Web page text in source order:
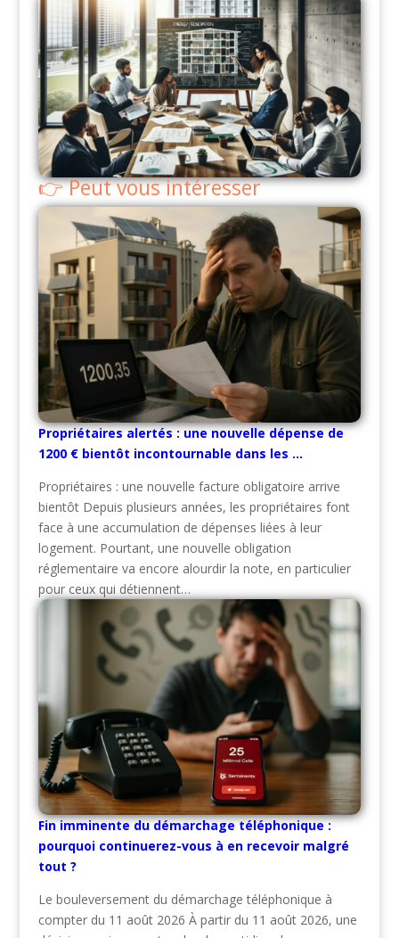
Peut vous intéresser
Propriétaires alertés : une nouvelle dépense de
1200 € bientôt incontournable dans les …
Propriétaires : une nouvelle facture obligatoire arrive
bientôt Depuis plusieurs années, les propriétaires font
face à une accumulation de dépenses liées à leur
logement. Pourtant, une nouvelle obligation
réglementaire va encore alourdir la note, en particulier
pour ceux qui détiennent…
Fin imminente du démarchage téléphonique :
pourquoi continuerez-vous à en recevoir malgré
tout ?
Le bouleversement du démarchage téléphonique à
compter du 11 août 2026 À partir du 11 août 2026, une